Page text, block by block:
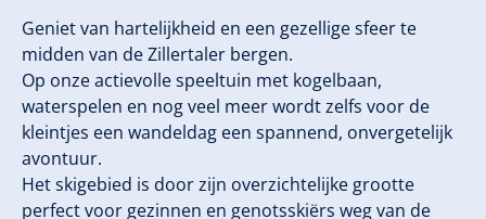
Geniet van hartelijkheid en een gezellige sfeer te
midden van de Zillertaler bergen.
Op onze actievolle speeltuin met kogelbaan,
waterspelen en nog veel meer wordt zelfs voor de
kleintjes een wandeldag een spannend, onvergetelijk
avontuur.
Het skigebied is door zijn overzichtelijke grootte
perfect voor gezinnen en genotsskiërs weg van de